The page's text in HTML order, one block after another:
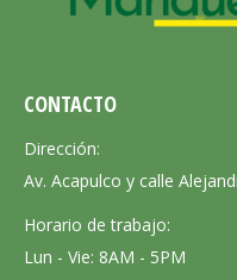
CONTACTO
Dirección:
Av. Acapulco y calle
Horario de trabajo:
Lun - Vie: 8AM - 5PM